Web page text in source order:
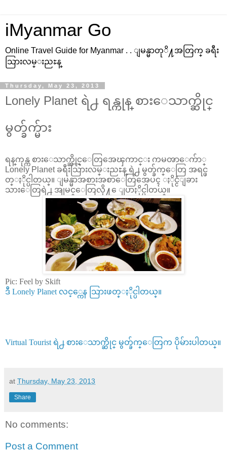
iMyanmar Go
Online Travel Guide for Myanmar . . ျမန္မာတုိ႔အတြက္ ခရီး
သြားလမ္းညႊန္
Thursday, May 23, 2013
Lonely Planet ရဲ႕ ရန္ကုန္ စားေသာက္ဆိုင္
မွတ္ခ်က္မ်ား
ရန္ကုန္က စားေသာက္ဆိုင္ေတြအေၾကာင္း ကမၻာေက်ာ္
Lonely Planet ခရီးသြားလမ္းညႊန္ ရဲ႕ မွတ္ခ်က္ေတြ အရင္ဖ
တ္ႏိုင္ပါတယ္။ ျမန္မာအစားအစာေတြအေပၚ ႏိုင္ငံျခား
သားေတြရဲ႕ အျမင္ေတြလို႔ ေျပာႏိုင္ပါတယ္။
Pic: Feel by Skift
ဒီ Lonely Planet လင့္ကေန သြားဖတ္ႏိုင္ပါတယ္။
Virtual Tourist ရဲ႕ စားေသာက္ဆိုင္ မွတ္ခ်က္ေတြက ပိုမ်ားပါတယ္။
at Thursday, May 23, 2013
Share
No comments:
Post a Comment